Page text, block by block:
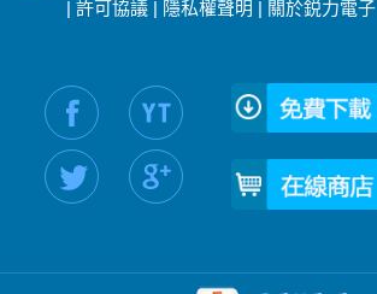
| 許可協議| 隱私權聲明 | 關於鋭力電子
社交媒體信息：